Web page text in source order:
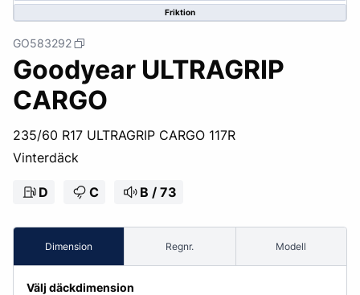
Friktion
GO583292
Goodyear ULTRAGRIP
CARGO
235/60 R17 ULTRAGRIP CARGO 117R
Vinterdäck
D C B / 73
Dimension Regnr. Modell
Välj däckdimension